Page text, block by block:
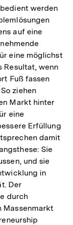
werden
auf eine
eine möglichst
Resultat, wenn
Fuß fassen
ziehen
Markt hinter
eine
Erfüllung
damit
Sie
und sie
in
Der
durch
Massenmarkt